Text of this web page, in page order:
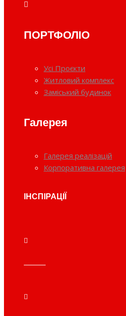
ПОРТФОЛІО
Усі Проєкти
Житловий комплекс
Заміський будинок
Галерея
Галерея реалізацій
Корпоративна галерея
ІНСПІРАЦІЇ